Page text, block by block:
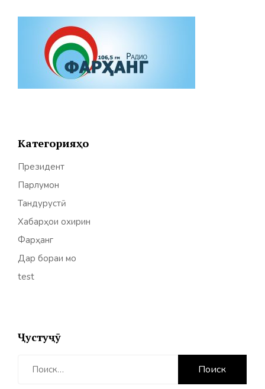
Категорияҳо
Президент
Парлумон
Тандурустӣ
Хабарҳои охирин
Фарҳанг
Дар бораи мо
test
Ҷустуҷӯ